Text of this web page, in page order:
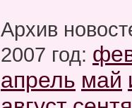
Архив
2007 год:
апрель май